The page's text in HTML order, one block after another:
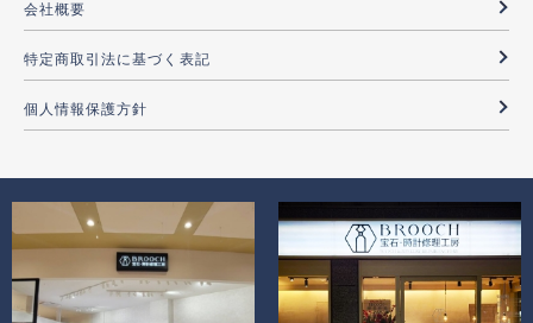
会社概要
特定商取引法に基づく表記
個人情報保護方針